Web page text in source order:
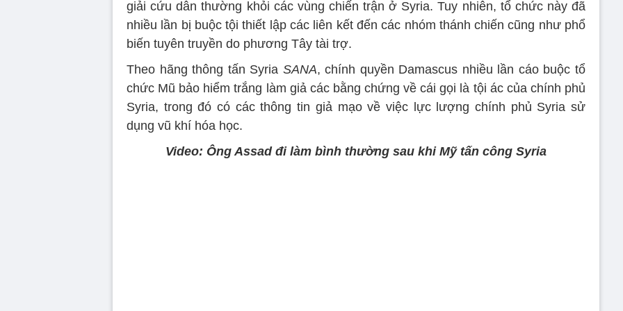
giải cứu dân thường khỏi các vùng chiến trận ở Syria. Tuy nhiên, tổ chức này đã
nhiều lần bị buộc tội thiết lập các liên kết đến các nhóm thánh chiến cũng như phổ
biến tuyên truyền do phương Tây tài trợ.
Theo hãng thông tấn Syria SANA, chính quyền Damascus nhiều lần cáo buộc tổ
chức Mũ bảo hiểm trắng làm giả các bằng chứng về cái gọi là tội ác của chính phủ
Syria, trong đó có các thông tin giả mạo về việc lực lượng chính phủ Syria sử
dụng vũ khí hóa học.
Video: Ông Assad đi làm bình thường sau khi Mỹ tấn công Syria